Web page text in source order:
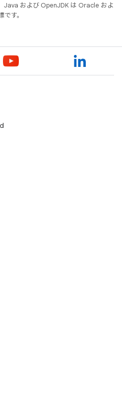
Java および OpenJDK は Oracle およ
す。